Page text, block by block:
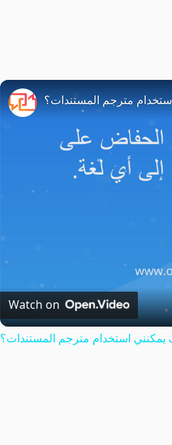
مترجم المستندات؟
Watch on
استخدام مترجم المستندات؟